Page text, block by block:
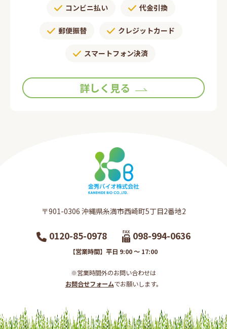
コンビニ払い 代金引換
郵便振替​ クレジットカード
スマートフォン決済
詳しく見る
〒901-0306​ 沖縄県糸満市西崎町5丁目2番地2​
0120-85-0978 098-994-0636
【営業時間】平日 9:00 ～ 17:00
※営業時間外のお問い合わせは
お問合せフォームでお願いします。​